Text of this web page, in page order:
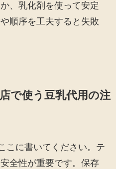
、乳化剤を使って安定
順序を工夫すると失敗
で使う豆乳代用の注
こに書いてください。テ
全性が重要です。保存